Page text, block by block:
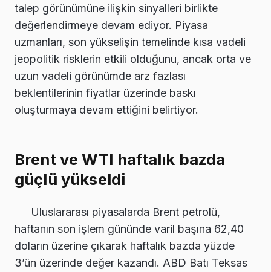
talep görünümüne ilişkin sinyalleri birlikte
değerlendirmeye devam ediyor. Piyasa
uzmanları, son yükselişin temelinde kısa vadeli
jeopolitik risklerin etkili olduğunu, ancak orta ve
uzun vadeli görünümde arz fazlası
beklentilerinin fiyatlar üzerinde baskı
oluşturmaya devam ettiğini belirtiyor.
Brent ve WTI haftalık bazda
güçlü yükseldi
Uluslararası piyasalarda Brent petrolü,
haftanın son işlem gününde varil başına 62,40
doların üzerine çıkarak haftalık bazda yüzde
3’ün üzerinde değer kazandı. ABD Batı Teksas